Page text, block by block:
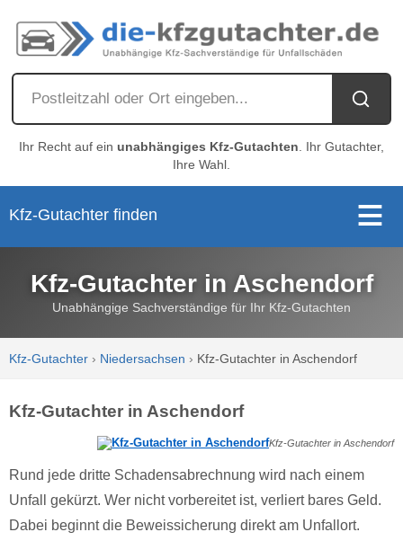
Ihr Recht auf ein unabhängiges Kfz-Gutachten . Ihr Gutachter,
Ihre Wahl.
Kfz-Gutachter finden
Kfz-Gutachter in Aschendorf
Unabhängige Sachverständige für Ihr Kfz-Gutachten
Kfz-Gutachter › Niedersachsen › Kfz-Gutachter in Aschendorf
Kfz-Gutachter in Aschendorf
Kfz-Gutachter in Aschendorf
Rund jede dritte Schadensabrechnung wird nach einem
Unfall gekürzt. Wer nicht vorbereitet ist, verliert bares Geld.
Dabei beginnt die Beweissicherung direkt am Unfallort.